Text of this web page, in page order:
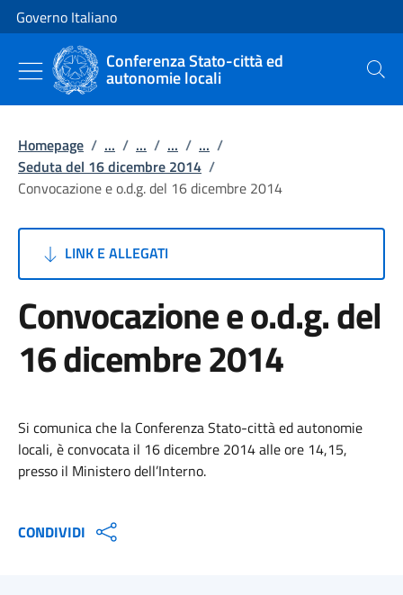
Vai al contenuto
Vai alla navigazione del sito
Governo Italiano
Conferenza Stato-città ed
autonomie locali Cerca
Homepage / ... / ... / ... / ... /
Seduta del 16 dicembre 2014 /
Convocazione e o.d.g. del 16 dicembre 2014
LINK E ALLEGATI
Convocazione e o.d.g. del
16 dicembre 2014
Si comunica che la Conferenza Stato-città ed autonomie
locali, è convocata il 16 dicembre 2014 alle ore 14,15,
presso il Ministero dell’Interno.
CONDIVIDI